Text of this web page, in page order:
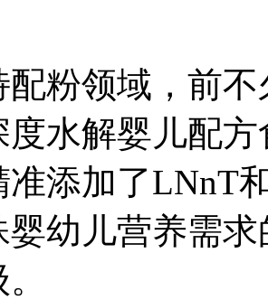
领域，前不
度水解婴儿配
准添加了LNnT
婴幼儿营养需